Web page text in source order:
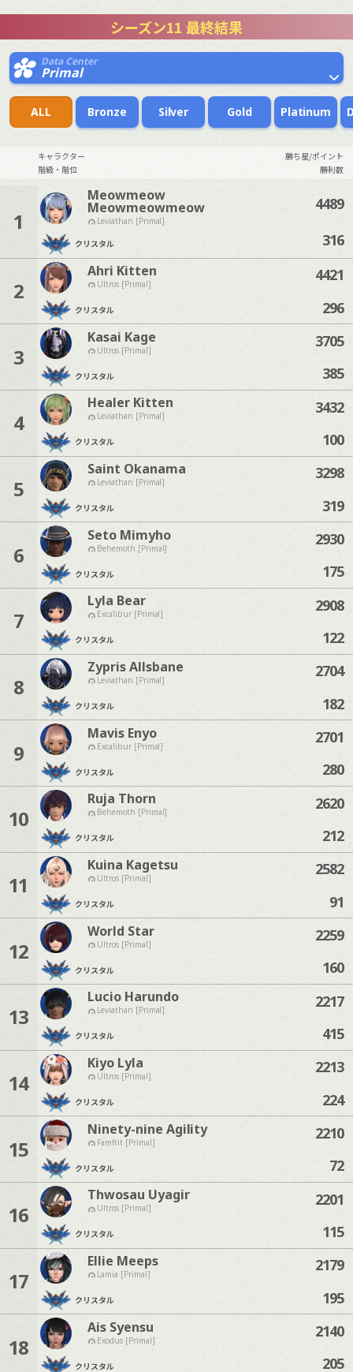
シーズン11 最終結果
Data Center
Primal
ALL Bronze Silver Gold Platinum
キャラクター
勝ち星/ポイント
階級・階位
勝利数
1
Meowmeow
Meowmeowmeow
Leviathan [Primal]
クリスタル
4489
316
2
Ahri Kitten
Ultros [Primal]
クリスタル
4421
296
3
Kasai Kage
Ultros [Primal]
クリスタル
3705
385
4
Healer Kitten
Leviathan [Primal]
クリスタル
3432
100
5
Saint Okanama
Leviathan [Primal]
クリスタル
3298
319
6
Seto Mimyho
Behemoth [Primal]
クリスタル
2930
175
7
Lyla Bear
Excalibur [Primal]
クリスタル
2908
122
8
Zypris Allsbane
Leviathan [Primal]
クリスタル
2704
182
9
Mavis Enyo
Excalibur [Primal]
クリスタル
2701
280
10
Ruja Thorn
Behemoth [Primal]
クリスタル
2620
212
11
Kuina Kagetsu
Ultros [Primal]
クリスタル
2582
91
12
World Star
Ultros [Primal]
クリスタル
2259
160
13
Lucio Harundo
Leviathan [Primal]
クリスタル
2217
415
14
Kiyo Lyla
Ultros [Primal]
クリスタル
2213
224
15
Ninety-nine Agility
Famfrit [Primal]
クリスタル
2210
72
16
Thwosau Uyagir
Ultros [Primal]
クリスタル
2201
115
17
Ellie Meeps
Lamia [Primal]
クリスタル
2179
195
18
Ais Syensu
Exodus [Primal]
クリスタル
2140
205